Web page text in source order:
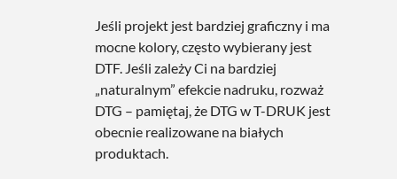
Jeśli projekt jest bardziej graficzny i ma
mocne kolory, często wybierany jest
DTF. Jeśli zależy Ci na bardziej
„naturalnym” efekcie nadruku, rozważ
DTG – pamiętaj, że DTG w T-DRUK jest
obecnie realizowane na białych
produktach.